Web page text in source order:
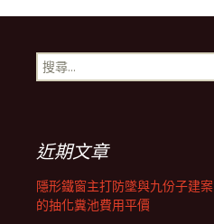
導
覽
列
搜
尋
近期文章
隱形鐵窗主打防墜與九份子建案
的抽化糞池費用平價